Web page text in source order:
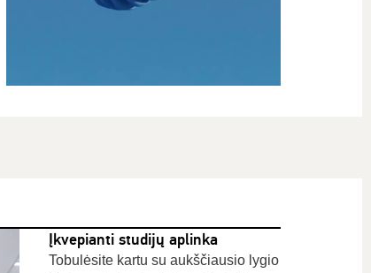
Įkvepianti studijų aplinka
Tobulėsite kartu su aukščiausio lygio